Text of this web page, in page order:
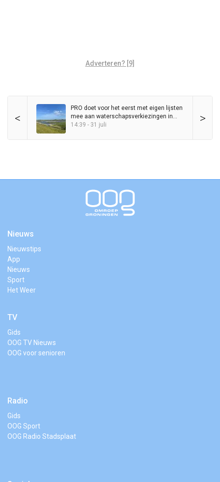
Adverteren? [9]
< >
PRO doet voor het eerst met eigen lijsten
mee aan waterschapsverkiezingen in
Groningen
14:39 - 31 juli
Nieuws
Nieuwstips
App
Nieuws
Sport
Het Weer
TV
Gids
OOG TV Nieuws
OOG voor senioren
Radio
Gids
OOG Sport
OOG Radio Stadsplaat